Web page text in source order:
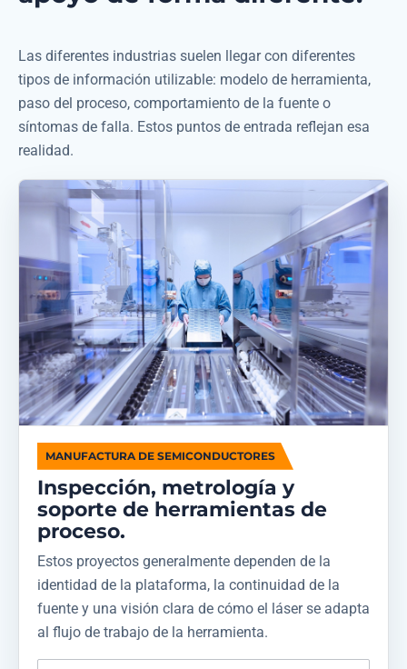
Las diferentes industrias suelen llegar con diferentes
tipos de información utilizable: modelo de herramienta,
paso del proceso, comportamiento de la fuente o
síntomas de falla. Estos puntos de entrada reflejan esa
realidad.
MANUFACTURA DE SEMICONDUCTORES
Inspección, metrología y
soporte de herramientas de
proceso.
Estos proyectos generalmente dependen de la
identidad de la plataforma, la continuidad de la
fuente y una visión clara de cómo el láser se adapta
al flujo de trabajo de la herramienta.